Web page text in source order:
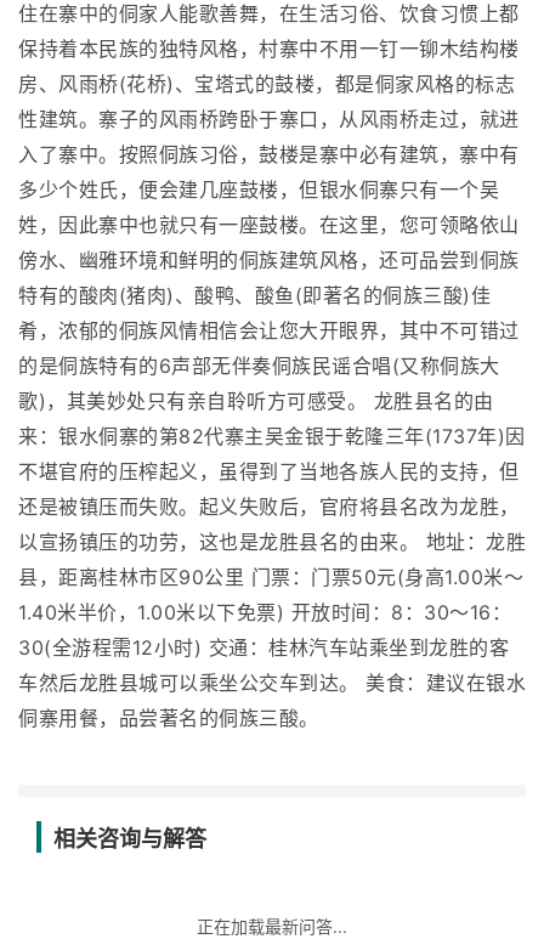
住在寨中的侗家人能歌善舞，在生活习俗、饮食习惯上都
保持着本民族的独特风格，村寨中不用一钉一铆木结构楼
房、风雨桥(花桥)、宝塔式的鼓楼，都是侗家风格的标志
性建筑。寨子的风雨桥跨卧于寨口，从风雨桥走过，就进
入了寨中。按照侗族习俗，鼓楼是寨中必有建筑，寨中有
多少个姓氏，便会建几座鼓楼，但银水侗寨只有一个吴
姓，因此寨中也就只有一座鼓楼。在这里，您可领略依山
傍水、幽雅环境和鲜明的侗族建筑风格，还可品尝到侗族
特有的酸肉(猪肉)、酸鸭、酸鱼(即著名的侗族三酸)佳
肴，浓郁的侗族风情相信会让您大开眼界，其中不可错过
的是侗族特有的6声部无伴奏侗族民谣合唱(又称侗族大
歌)，其美妙处只有亲自聆听方可感受。 龙胜县名的由
来：银水侗寨的第82代寨主吴金银于乾隆三年(1737年)因
不堪官府的压榨起义，虽得到了当地各族人民的支持，但
还是被镇压而失败。起义失败后，官府将县名改为龙胜，
以宣扬镇压的功劳，这也是龙胜县名的由来。 地址：龙胜
县，距离桂林市区90公里 门票：门票50元(身高1.00米～
1.40米半价，1.00米以下免票) 开放时间：8：30～16：
30(全游程需12小时) 交通：桂林汽车站乘坐到龙胜的客
车然后龙胜县城可以乘坐公交车到达。 美食：建议在银水
侗寨用餐，品尝著名的侗族三酸。
相关咨询与解答
正在加载最新问答...